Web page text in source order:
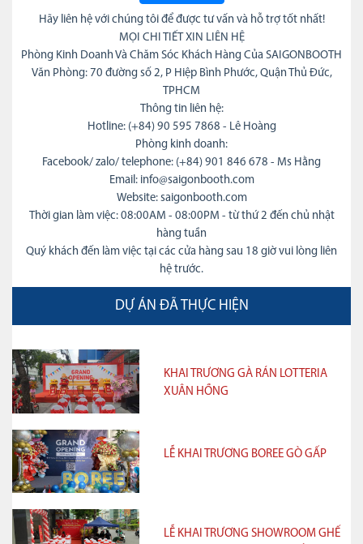
Hãy liên hệ với chúng tôi để được tư vấn và hỗ trợ tốt nhất!
MỌI CHI TIẾT XIN LIÊN HỆ
Phòng Kinh Doanh Và Chăm Sóc Khách Hàng Của SAIGONBOOTH
Văn Phòng: 70 đường số 2, P Hiệp Bình Phước, Quận Thủ Đức,
TPHCM
Thông tin liên hệ:
Hotline: (+84) 90 595 7868 - Lê Hoàng
Phòng kinh doanh:
Facebook/ zalo/ telephone: (+84) 901 846 678 - Ms Hằng
Email: info@saigonbooth.com
Website: saigonbooth.com
Thời gian làm việc: 08:00AM - 08:00PM - từ thứ 2 đến chủ nhật
hàng tuần
Quý khách đến làm việc tại các cửa hàng sau 18 giờ vui lòng liên
hệ trước.
DỰ ÁN ĐÃ THỰC HIỆN
KHAI TRƯƠNG GÀ RÁN LOTTERIA
XUÂN HỒNG
LỄ KHAI TRƯƠNG BOREE GÒ GẤP
LỄ KHAI TRƯƠNG SHOWROOM GHẾ